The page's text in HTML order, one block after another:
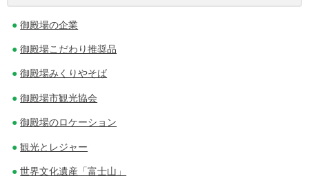
稿
ョ
御殿場の企業
御殿場こだわり推奨品
御殿場みくりやそば
御殿場市観光協会
御殿場のロケーション
観光とレジャー
世界文化遺産「富士山」